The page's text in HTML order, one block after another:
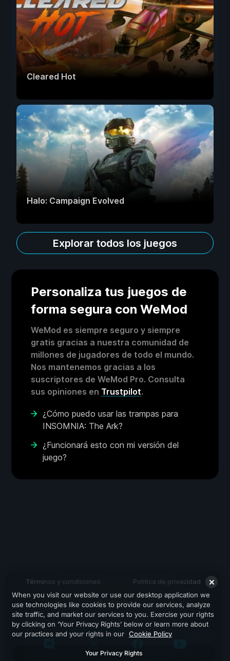
Cleared Hot
Halo: Campaign Evolved
Explorar todos los juegos
Personaliza tus juegos de
forma segura con WeMod
WeMod es siempre seguro y siempre
gratis gracias a nuestra comunidad de
millones de jugadores de todo el mundo.
Nos mantenemos gracias a los
suscriptores de WeMod Pro. Consulta
sus opiniones en Trustpilot.
¿Cómo puedo usar las trampas para
INSOMNIA: The Ark?
¿Funcionará esto con mi versión del
juego?
Términos y condiciones Politica de privacidad
Asistencia
When you visit our website or use our desktop application we
use technologies like cookies to provide our services, analyze
site traffic, and market our services to you. Exercise your rights
by clicking on ‘Your Privacy Rights’ below or learn more about
our practices and your rights in our Cookie Policy
Your Privacy Rights